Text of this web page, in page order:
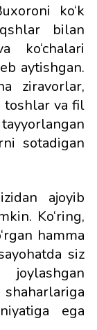
ko‘k
bilan
ko‘chalari
aytishgan.
ziravorlar,
toshlar va fil
sotadigan
ajoyib
Ko‘ring,
hamma
siz
ega